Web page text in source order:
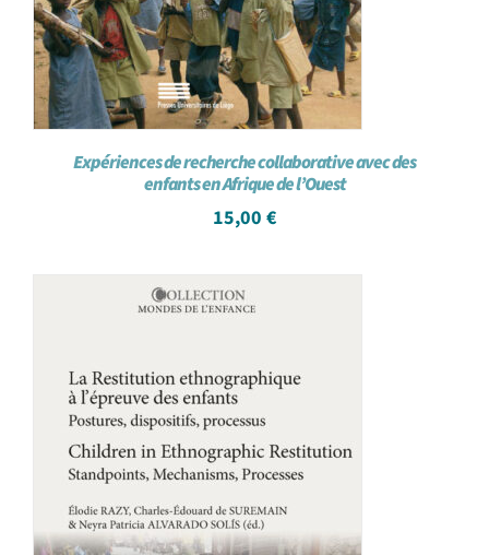
Expériences de recherche collaborative avec des
enfants en Afrique de l’Ouest
15,00 €